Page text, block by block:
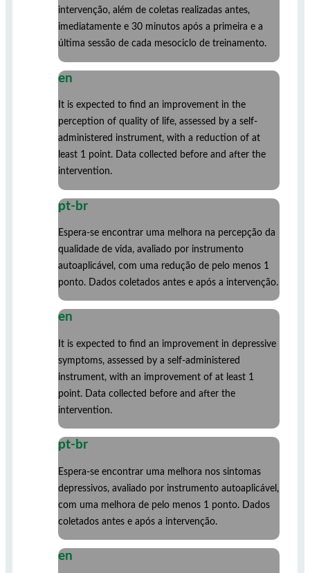
intervenção, além de coletas realizadas antes,
imediatamente e 30 minutos após a primeira e a
última sessão de cada mesociclo de treinamento.
en
It is expected to find an improvement in the
perception of quality of life, assessed by a self-
administered instrument, with a reduction of at
least 1 point. Data collected before and after the
intervention.
pt-br
Espera-se encontrar uma melhora na percepção da
qualidade de vida, avaliado por instrumento
autoaplicável, com uma redução de pelo menos 1
ponto. Dados coletados antes e após a intervenção.
en
It is expected to find an improvement in depressive
symptoms, assessed by a self-administered
instrument, with an improvement of at least 1
point. Data collected before and after the
intervention.
pt-br
Espera-se encontrar uma melhora nos sintomas
depressivos, avaliado por instrumento autoaplicável,
com uma melhora de pelo menos 1 ponto. Dados
coletados antes e após a intervenção.
en